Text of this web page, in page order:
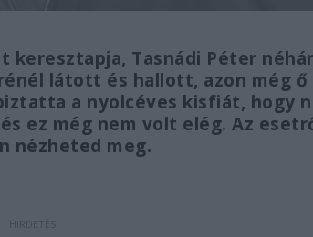
Tasnádi Péter
látott és hallott, azon még ő
a nyolcéves kisfiát, hogy
ez még nem volt elég. Az
nézheted meg.